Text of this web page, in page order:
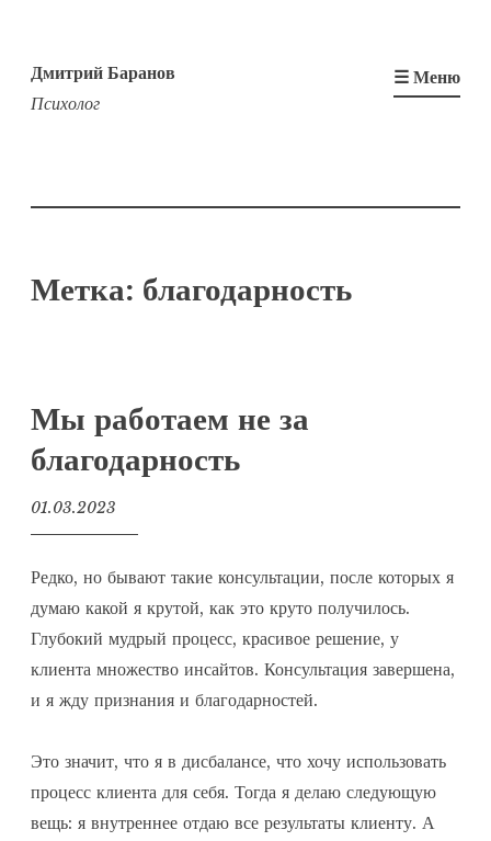
к
содержимому
Дмитрий Баранов
Психолог
☰ Меню
Метка: благодарность
Мы работаем не за
благодарность
01.03.2023
Д
т
р
и
й
а
н
Редко, но бывают такие консультации, после которых я
думаю какой я крутой, как это круто получилось.
Глубокий мудрый процесс, красивое решение, у
клиента множество инсайтов. Консультация завершена,
и я жду признания и благодарностей.
Это значит, что я в дисбалансе, что хочу использовать
процесс клиента для себя. Тогда я делаю следующую
вещь: я внутреннее отдаю все результаты клиенту. А